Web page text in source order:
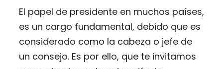
El papel de presidente en muchos países,
es un cargo fundamental, debido que es
considerado como la cabeza o jefe de
un consejo. Es por ello, que te invitamos